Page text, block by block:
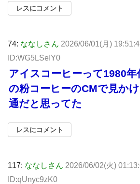
レスにコメント
74: ななしさん 2026/06/01(月)
ID:WG5LSeIY0
アイスコーヒーって1980
の粉コーヒーのCMで見か
通だと思ってた
レスにコメント
117: ななしさん 2026/06/02(火)
ID:qUnyc9zK0